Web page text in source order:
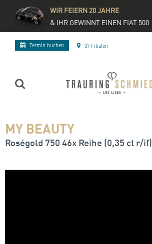
WIR FEIERN 20 JAHRE
& IHR GEWINNT EINEN FIAT 500
Termin buchen 37 Filialen
MY BEAUTY
Roségold 750 46x Reihe (0,35 ct r/if)